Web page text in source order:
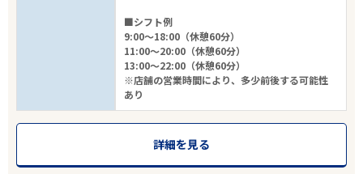
■シフト例
9:00～18:00（休憩60分）
11:00～20:00（休憩60分）
13:00～22:00（休憩60分）
※店舗の営業時間により、多少前後する可能性
あり
詳細を見る